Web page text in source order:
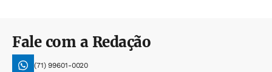
Fale com a Redação
(71) 99601-0020